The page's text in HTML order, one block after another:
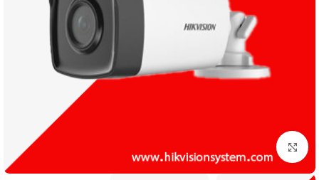
بزرگنمایی تصویر